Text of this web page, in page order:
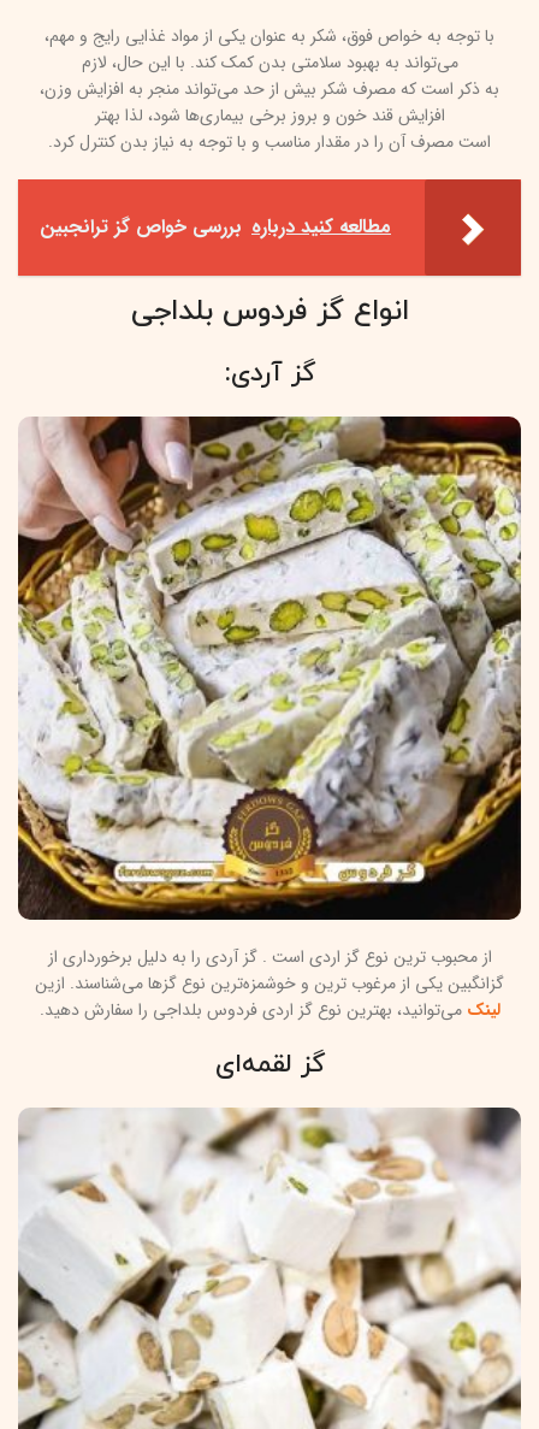
با توجه به خواص فوق، شکر به عنوان یکی از مواد غذایی رایج و مهم،
می‌تواند به بهبود سلامتی بدن کمک کند. با این حال، لازم
به ذکر است که مصرف شکر بیش از حد می‌تواند منجر به افزایش وزن،
افزایش قند خون و بروز برخی بیماری‌ها شود، لذا بهتر
است مصرف آن را در مقدار مناسب و با توجه به نیاز بدن کنترل کرد.
مطالعه کنید درباره‌ بررسی خواص گز ترانجبین
انواع گز فردوس بلداجی
گز آردی:
از محبوب ترین نوع گز اردی است . گز آردی را به دلیل برخورداری از
گزانگبین یکی از مرغوب ترین و خوشمزه‌ترین نوع گزها می‌شناسند. ازین
لینک می‌توانید، بهترین نوع گز اردی فردوس بلداجی را سفارش دهید.
گز لقمه‌ای